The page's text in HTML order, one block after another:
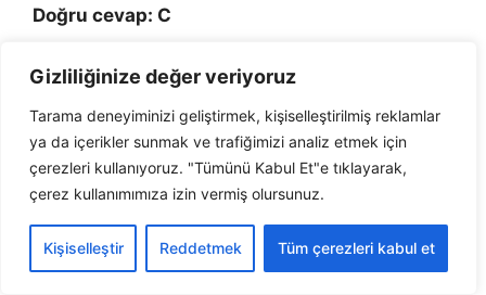
Gizliliğinize değer veriyoruz
Tarama deneyiminizi geliştirmek, kişiselleştirilmiş reklamlar
ya da içerikler sunmak ve trafiğimizi analiz etmek için
çerezleri kullanıyoruz. "Tümünü Kabul Et"e tıklayarak,
çerez kullanımımıza izin vermiş olursunuz.
Kişiselleştir Reddetmek Tüm çerezleri kabul et
Doğru cevap: C
Soru 3:
Aşağıdaki RNA türlerinden hangisi
antikodon
taşır ve amino asitleri ribozoma taşır?
A) mRNA
B) tRNA